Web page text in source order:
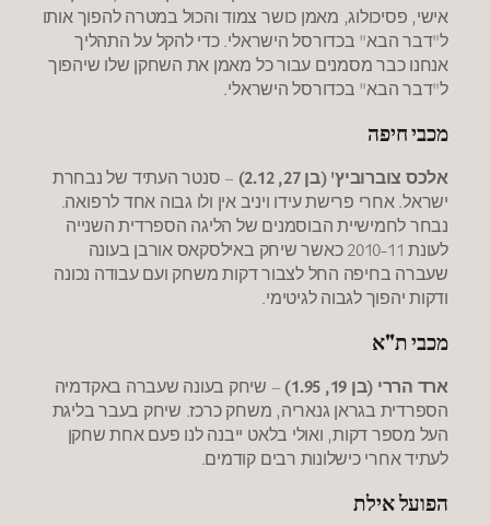
אישי, פסיכולוג, מאמן כושר צמוד והכול במטרה להפוך אותו
ל"דבר הבא" בכדורסל הישראלי. כדי להקל על התהליך
אנחנו כבר מסמנים עבור כל מאמן את השחקן שלו שיהפוך
ל"דבר הבא" בכדורסל הישראלי.
מכבי חיפה
אלכס צוברוביץ' (בן 27, 2.12)
– סנטר העתיד של נבחרת
ישראל. אחרי פרישת עידו ויניב אין ולו גבוה אחד לרפואה.
נבחר לחמישיית הבוסמנים של הליגה הספרדית השנייה
לעונת 2010-11 כאשר שיחק באילסקאס אורבן בעונה
שעברה בחיפה החל לצבור דקות משחק ועם עבודה נכונה
ודקות יהפוך לגבוה לגיטימי.
מכבי ת"א
ארד הררי (בן 19, 1.95)
– שיחק בעונה שעברה באקדמיה
הספרדית בגראן גנאריה, משחק כרכז. שיחק בעבר בליגת
העל מספר דקות, ואולי בלאט ייבנה לנו פעם אחת שחקן
לעתיד אחרי כישלונות רבים קודמים.
הפועל אילת